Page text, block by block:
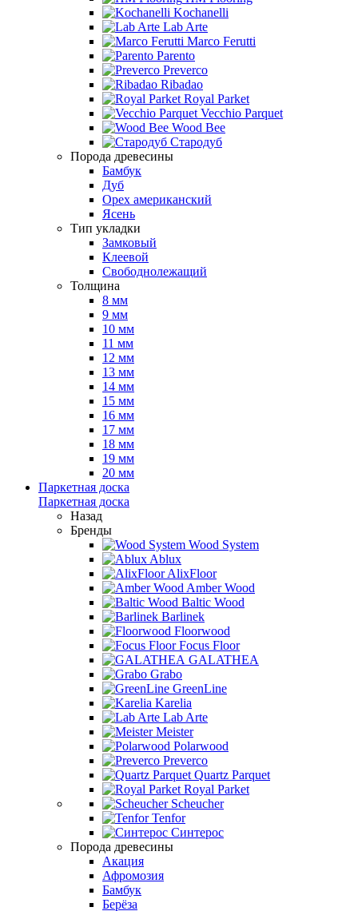
Kochanelli
Lab Arte
Marco Ferutti
Parento
Preverco
Ribadao
Royal Parket
Vecchio Parquet
Wood Bee
Стародуб
Порода древесины
Бамбук
Дуб
Орех американский
Ясень
Тип укладки
Замковый
Клеевой
Свободнолежащий
Толщина
8 мм
9 мм
10 мм
11 мм
12 мм
13 мм
14 мм
15 мм
16 мм
17 мм
18 мм
19 мм
20 мм
Паркетная доска
Паркетная доска
Назад
Бренды
Wood System
Ablux
AlixFloor
Amber Wood
Baltic Wood
Barlinek
Floorwood
Focus Floor
GALATHEA
Grabo
GreenLine
Karelia
Lab Arte
Meister
Polarwood
Preverco
Quartz Parquet
Royal Parket
Scheucher
Tenfor
Синтерос
Порода древесины
Акация
Афромозия
Бамбук
Берёза